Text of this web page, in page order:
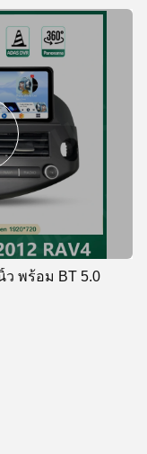
ว พร้อม BT 5.0